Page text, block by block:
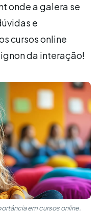
onde a galera se
e
cursos online
da interação!
em cursos online.